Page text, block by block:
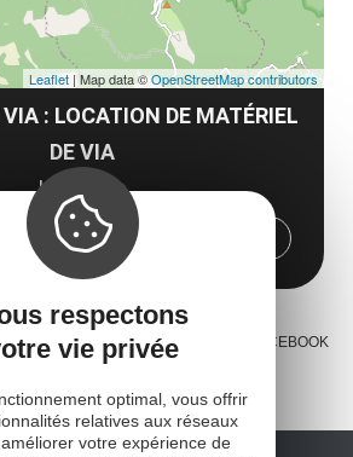
: LOCATION DE MATÉRIEL
DE VIA
Liaucous
Obtenir l'itinéraire
Leaflet | Map data ©OpenStreetMap contributors
MAIL MESSENGER FACEBOOK
respectons
vie privée
optimal, vous offrir
relatives aux réseaux
votre expérience de